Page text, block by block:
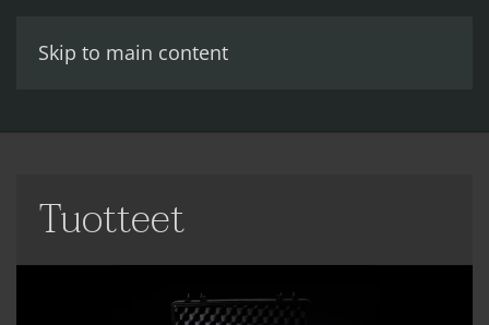
Skip to main content
Tuotteet